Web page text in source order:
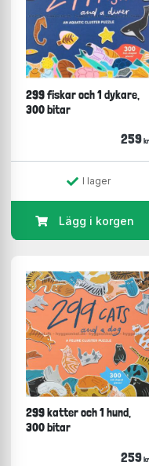
299 fiskar och 1 dykare,
300 bitar
259 kr.
I lager
Lägg i korgen
299 katter och 1 hund,
300 bitar
259 kr.